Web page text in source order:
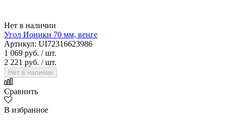
Нет в наличии
Угол Ионики 70 мм, венге
Артикул: UI72316623986
1 069 руб. / шт.
2 221 руб. / шт.
Нет в наличии
Сравнить
В избранное